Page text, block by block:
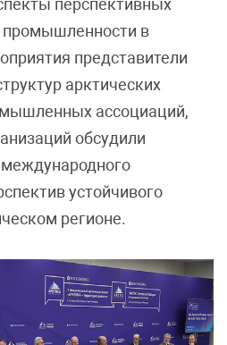
перспективных
промышленности в
представители
арктических
ассоциаций,
обсудили
устойчивого
регионе.